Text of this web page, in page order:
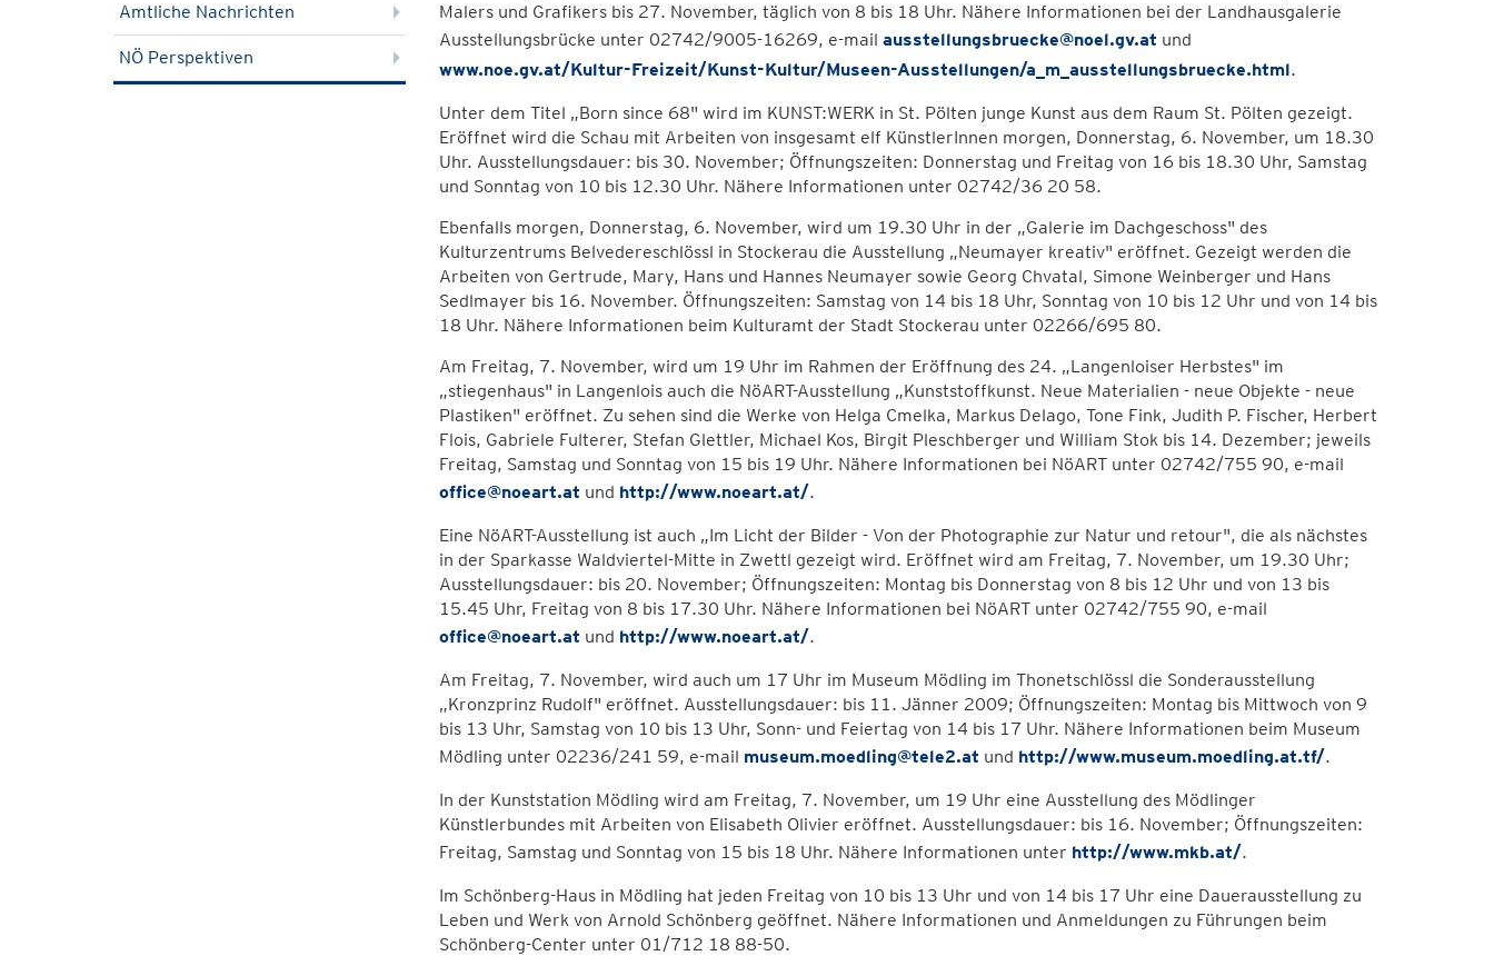
Amtliche Nachrichten
NÖ Perspektiven
Malers und Grafikers bis 27. November, täglich von 8 bis 18 Uhr. Nähere Informationen bei der Landhausgalerie
Ausstellungsbrücke unter 02742/9005-16269, e-mail ausstellungsbruecke@noel.gv.at und
www.noe.gv.at/Kultur-Freizeit/Kunst-Kultur/Museen-Ausstellungen/a_m_ausstellungsbruecke.html.
Unter dem Titel „Born since 68" wird im KUNST:WERK in St. Pölten junge Kunst aus dem Raum St. Pölten gezeigt.
Eröffnet wird die Schau mit Arbeiten von insgesamt elf KünstlerInnen morgen, Donnerstag, 6. November, um 18.30
Uhr. Ausstellungsdauer: bis 30. November; Öffnungszeiten: Donnerstag und Freitag von 16 bis 18.30 Uhr, Samstag
und Sonntag von 10 bis 12.30 Uhr. Nähere Informationen unter 02742/36 20 58.
Ebenfalls morgen, Donnerstag, 6. November, wird um 19.30 Uhr in der „Galerie im Dachgeschoss" des
Kulturzentrums Belvedereschlössl in Stockerau die Ausstellung „Neumayer kreativ" eröffnet. Gezeigt werden die
Arbeiten von Gertrude, Mary, Hans und Hannes Neumayer sowie Georg Chvatal, Simone Weinberger und Hans
Sedlmayer bis 16. November. Öffnungszeiten: Samstag von 14 bis 18 Uhr, Sonntag von 10 bis 12 Uhr und von 14 bis
18 Uhr. Nähere Informationen beim Kulturamt der Stadt Stockerau unter 02266/695 80.
Am Freitag, 7. November, wird um 19 Uhr im Rahmen der Eröffnung des 24. „Langenloiser Herbstes" im
„stiegenhaus" in Langenlois auch die NöART-Ausstellung „Kunststoffkunst. Neue Materialien - neue Objekte - neue
Plastiken" eröffnet. Zu sehen sind die Werke von Helga Cmelka, Markus Delago, Tone Fink, Judith P. Fischer, Herbert
Flois, Gabriele Fulterer, Stefan Glettler, Michael Kos, Birgit Pleschberger und William Stok bis 14. Dezember; jeweils
Freitag, Samstag und Sonntag von 15 bis 19 Uhr. Nähere Informationen bei NöART unter 02742/755 90, e-mail
office@noeart.at und http://www.noeart.at/.
Eine NöART-Ausstellung ist auch „Im Licht der Bilder - Von der Photographie zur Natur und retour", die als nächstes
in der Sparkasse Waldviertel-Mitte in Zwettl gezeigt wird. Eröffnet wird am Freitag, 7. November, um 19.30 Uhr;
Ausstellungsdauer: bis 20. November; Öffnungszeiten: Montag bis Donnerstag von 8 bis 12 Uhr und von 13 bis
15.45 Uhr, Freitag von 8 bis 17.30 Uhr. Nähere Informationen bei NöART unter 02742/755 90, e-mail
office@noeart.at und http://www.noeart.at/.
Am Freitag, 7. November, wird auch um 17 Uhr im Museum Mödling im Thonetschlössl die Sonderausstellung
„Kronzprinz Rudolf" eröffnet. Ausstellungsdauer: bis 11. Jänner 2009; Öffnungszeiten: Montag bis Mittwoch von 9
bis 13 Uhr, Samstag von 10 bis 13 Uhr, Sonn- und Feiertag von 14 bis 17 Uhr. Nähere Informationen beim Museum
Mödling unter 02236/241 59, e-mail museum.moedling@tele2.at und http://www.museum.moedling.at.tf/.
In der Kunststation Mödling wird am Freitag, 7. November, um 19 Uhr eine Ausstellung des Mödlinger
Künstlerbundes mit Arbeiten von Elisabeth Olivier eröffnet. Ausstellungsdauer: bis 16. November; Öffnungszeiten:
Freitag, Samstag und Sonntag von 15 bis 18 Uhr. Nähere Informationen unter http://www.mkb.at/.
Im Schönberg-Haus in Mödling hat jeden Freitag von 10 bis 13 Uhr und von 14 bis 17 Uhr eine Dauerausstellung zu
Leben und Werk von Arnold Schönberg geöffnet. Nähere Informationen und Anmeldungen zu Führungen beim
Schönberg-Center unter 01/712 18 88-50.